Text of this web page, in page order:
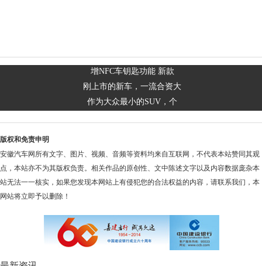
增NFC车钥匙功能 新款
刚上市的新车，一流合资大
作为大众最小的SUV，个
版权和免责申明
安徽汽车网所有文字、图片、视频、音频等资料均来自互联网，不代表本站赞同其观
点，本站亦不为其版权负责。相关作品的原创性、文中陈述文字以及内容数据庞杂本
站无法一一核实，如果您发现本网站上有侵犯您的合法权益的内容，请联系我们，本
网站将立即予以删除！